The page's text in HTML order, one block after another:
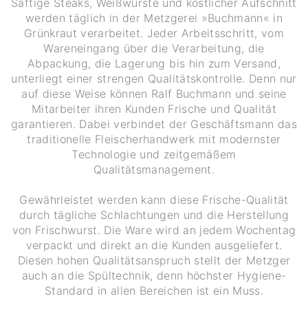
Saftige Steaks, Weißwürste und köstlicher Aufschnitt
werden täglich in der Metzgerei »Buchmann« in
Grünkraut verarbeitet. Jeder Arbeitsschritt, vom
Wareneingang über die Verarbeitung, die
Abpackung, die Lagerung bis hin zum Versand,
unterliegt einer strengen Qualitätskontrolle. Denn nur
auf diese Weise können Ralf Buchmann und seine
Mitarbeiter ihren Kunden Frische und Qualität
garantieren. Dabei verbindet der Geschäftsmann das
traditionelle Fleischerhandwerk mit modernster
Technologie und zeitgemäßem
Qualitätsmanagement.
Gewährleistet werden kann diese Frische-Qualität
durch tägliche Schlachtungen und die Herstellung
von Frischwurst. Die Ware wird an jedem Wochentag
verpackt und direkt an die Kunden ausgeliefert.
Diesen hohen Qualitätsanspruch stellt der Metzger
auch an die Spültechnik, denn höchster Hygiene-
Standard in allen Bereichen ist ein Muss.